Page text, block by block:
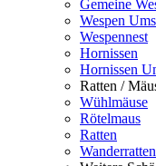
Gemeine
Wespen
Wespennest
Hornissen
Hornissen
Ratten /
Wühlmäuse
Rötelmaus
Ratten
Wanderratten